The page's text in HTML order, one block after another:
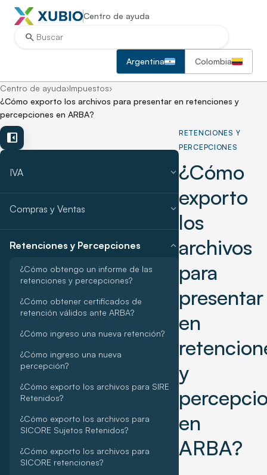
Centro de ayuda
search
Argentina Colombia
Centro de ayuda›Impuestos›
¿Cómo exporto los archivos para presentar en retenciones y
percepciones en ARBA?
left_panel_close
IVA expand_more
Compras y Ventas expand_more
Retenciones y Percepciones expand_more
¿Cómo obtengo un informe de las
retenciones y percepciones?
¿Cómo obtener certificados de
retención válidos ante ARBA?
¿Cómo ingreso una nueva retención?
¿Cómo ingreso una nueva
percepción?
¿Cómo exporto los archivos para SIRE
Retenidos?
¿Cómo exporto los archivos para
SICORE Sujetos Retenidos?
¿Cómo exporto los archivos para
SICORE retenciones?
RETENCIONES Y
PERCEPCIONES
¿Cómo
exporto
los
archivos
para
presentar
en
y
en
ARBA?